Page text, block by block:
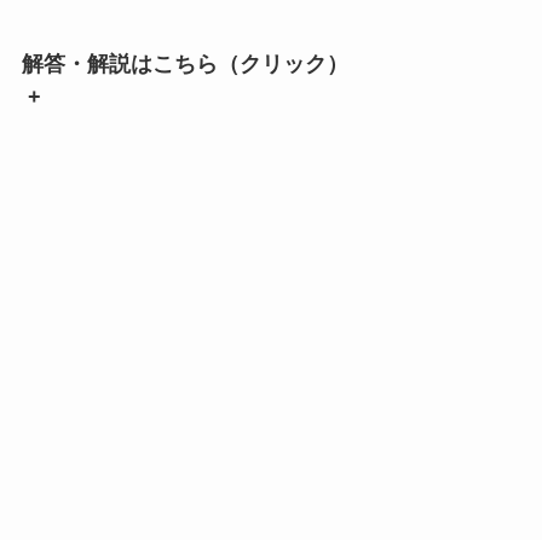
解答・解説はこちら（クリック）
+